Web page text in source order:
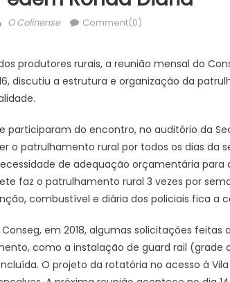
Author
O Colinense Comment(0)
produtores rurais, a reunião mensal do
discutiu a estrutura e organização da
participaram do encontro, no auditório da
o patrulhamento rural por todos os dias da
de adequação orçamentária
faz o patrulhamento rural 3 vezes por
combustível e diária dos policiais fica a
em 2018, algumas solicitações feitas
como a instalação de guard rail (grade
O projeto da rotatória no acesso à